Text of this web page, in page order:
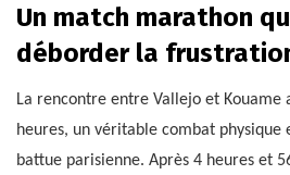
Un match marathon
déborder la
La rencontre entre Vallejo et Kouame
heures, un véritable combat
battue parisienne. Après 4 heures et